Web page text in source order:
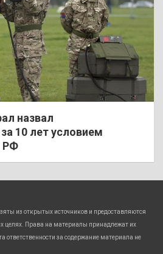
назвал
10 лет условием
РФ
из открытых источников и предоставляются
целях. Права на материалы принадлежат их
ответственности за содержание материала не